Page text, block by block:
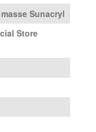
Sunacryl
Store